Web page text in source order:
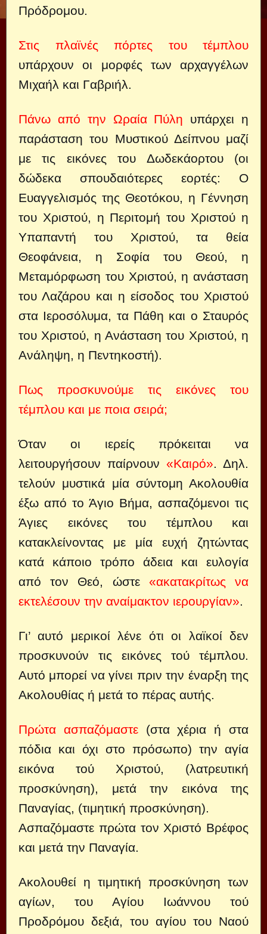
Πρόδρομου.
Στις πλαϊνές πόρτες του τέμπλου
υπάρχουν οι μορφές των αρχαγγέλων
Μιχαήλ και Γαβριήλ.
Πάνω από την Ωραία Πύλη υπάρχει η
παράσταση του Μυστικού Δείπνου μαζί
με τις εικόνες του Δωδεκάορτου (οι
δώδεκα σπουδαιότερες εορτές: Ο
Ευαγγελισμός της Θεοτόκου, η Γέννηση
του Χριστού, η Περιτομή του Χριστού η
Υπαπαντή του Χριστού, τα θεία
Θεοφάνεια, η Σοφία του Θεού, η
Μεταμόρφωση του Χριστού, η ανάσταση
του Λαζάρου και η είσοδος του Χριστού
στα Ιεροσόλυμα, τα Πάθη και ο Σταυρός
του Χριστού, η Ανάσταση του Χριστού, η
Ανάληψη, η Πεντηκοστή).
Πως προσκυνούμε τις εικόνες του
τέμπλου και με ποια σειρά;
Όταν οι ιερείς πρόκειται να
λειτουργήσουν παίρ­νουν «Καιρό». Δηλ.
τελούν μυστικά μία σύντομη Ακολουθία
έξω από το Άγιο Βήμα, ασπαζόμενοι τις
Άγιες εικό­νες του τέμπλου και
κατακλείνοντας με μία ευχή ζητώντας
κατά κάποιο τρόπο άδεια και ευλογία
από τον Θεό, ώστε «ακατακρίτως να
εκτελέσουν την αναίμακτον ιερουργίαν».
Γι’ αυτό μερικοί λένε ότι οι λαϊκοί δεν
προσκυνούν τις εικόνες τού τέμπλου.
Αυτό μπορεί να γίνει πριν την έναρξη της
Ακολουθίας ή μετά το πέρας αυτής.
Πρώτα ασπαζόμαστε(στα χέρια ή στα
πόδια και όχι στο πρόσωπο) την αγία
εικόνα τού Χριστού, (λατρευτική
προσκύνηση), μετά την εικόνα της
Παναγίας, (τιμητική προσκύνηση).
Ασπαζόμαστε πρώτα τον Χριστό Βρέφος
και μετά την Παναγία.
Ακολουθεί η τιμητική προσκύνηση των
αγίων, του Αγίου Ιωάννου τού
Προδρόμου δεξιά, του αγίου του Ναού